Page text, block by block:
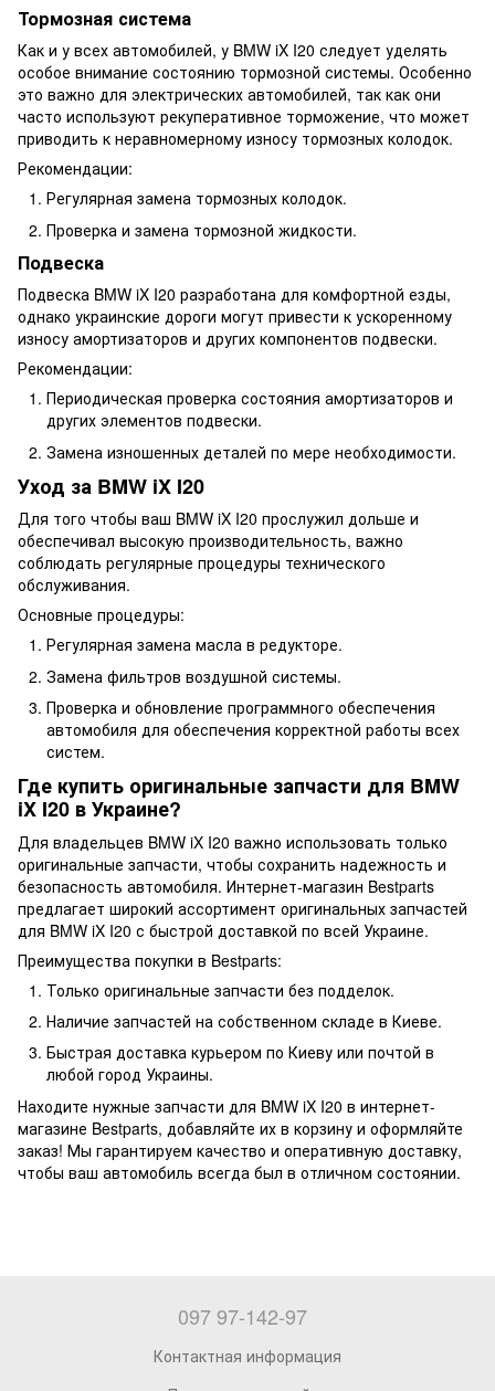
Тормозная система
Как и у всех автомобилей, у BMW iX I20 следует уделять
особое внимание состоянию тормозной системы. Особенно
это важно для электрических автомобилей, так как они
часто используют рекуперативное торможение, что может
приводить к неравномерному износу тормозных колодок.
Рекомендации:
Регулярная замена тормозных колодок.
Проверка и замена тормозной жидкости.
Подвеска
Подвеска BMW iX I20 разработана для комфортной езды,
однако украинские дороги могут привести к ускоренному
износу амортизаторов и других компонентов подвески.
Рекомендации:
Периодическая проверка состояния амортизаторов и
других элементов подвески.
Замена изношенных деталей по мере необходимости.
Уход за BMW iX I20
Для того чтобы ваш BMW iX I20 прослужил дольше и
обеспечивал высокую производительность, важно
соблюдать регулярные процедуры технического
обслуживания.
Основные процедуры:
Регулярная замена масла в редукторе.
Замена фильтров воздушной системы.
Проверка и обновление программного обеспечения
автомобиля для обеспечения корректной работы всех
систем.
Где купить оригинальные запчасти для BMW
iX I20 в Украине?
Для владельцев BMW iX I20 важно использовать только
оригинальные запчасти, чтобы сохранить надежность и
безопасность автомобиля. Интернет-магазин Bestparts
предлагает широкий ассортимент оригинальных запчастей
для BMW iX I20 с быстрой доставкой по всей Украине.
Преимущества покупки в Bestparts:
Только оригинальные запчасти без подделок.
Наличие запчастей на собственном складе в Киеве.
Быстрая доставка курьером по Киеву или почтой в
любой город Украины.
Находите нужные запчасти для BMW iX I20 в интернет-
магазине Bestparts, добавляйте их в корзину и оформляйте
заказ! Мы гарантируем качество и оперативную доставку,
чтобы ваш автомобиль всегда был в отличном состоянии.
097 97-142-97
Контактная информация